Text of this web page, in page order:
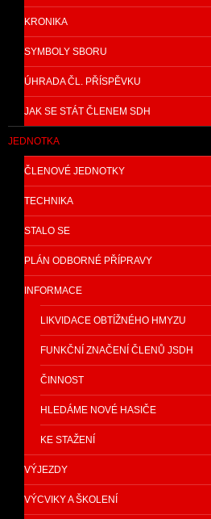
KRONIKA
SYMBOLY SBORU
ÚHRADA ČL. PŘÍSPĚVKU
JAK SE STÁT ČLENEM SDH
JEDNOTKA
ČLENOVÉ JEDNOTKY
TECHNIKA
STALO SE
PLÁN ODBORNÉ PŘÍPRAVY
INFORMACE
LIKVIDACE OBTÍŽNÉHO HMYZU
FUNKČNÍ ZNAČENÍ ČLENŮ JSDH
ČINNOST
HLEDÁME NOVÉ HASIČE
KE STAŽENÍ
VÝJEZDY
VÝCVIKY A ŠKOLENÍ